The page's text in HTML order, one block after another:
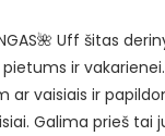
Uff šitas
ir
ar vaisiais ir
Galima prieš tai